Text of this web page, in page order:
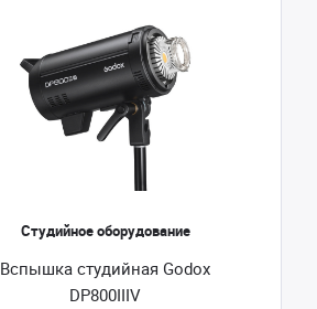
Студийное оборудование
Вспышка студийная Godox
DP800IIIV